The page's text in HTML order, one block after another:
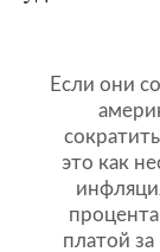
Если они
это как
платой